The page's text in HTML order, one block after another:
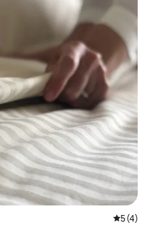
5 (4)